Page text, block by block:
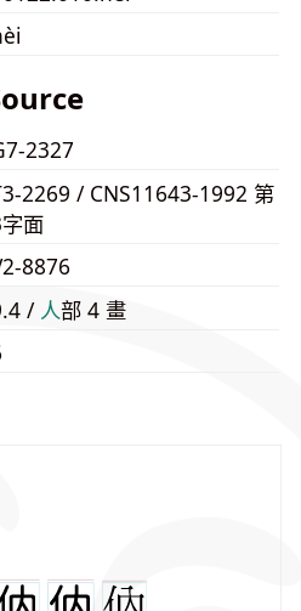
2327
2269 / CNS11643-1992 第
面
8876
/ ⼈部 4 畫